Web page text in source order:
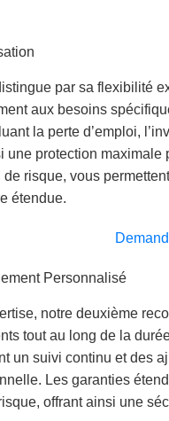
par sa flexibilité
aux besoins
la perte d’emploi,
une protection maximale
risque, vous
étendue.
Personnalisé
notre deuxième
tout au long de la
un suivi continu et des
Les garanties
offrant ainsi une